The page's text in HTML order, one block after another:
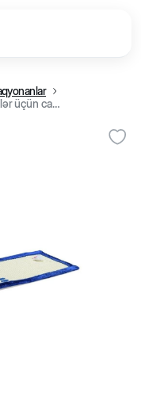
Beeztees Karlie Sisal Scratching Mat pişiklər üçün caynaqyonan mat, 48x31 sm, Bej